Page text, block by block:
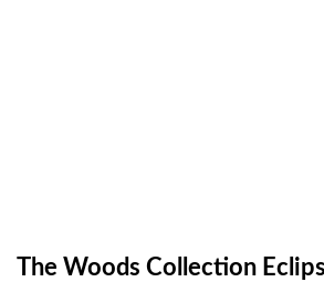
The Woods Collection